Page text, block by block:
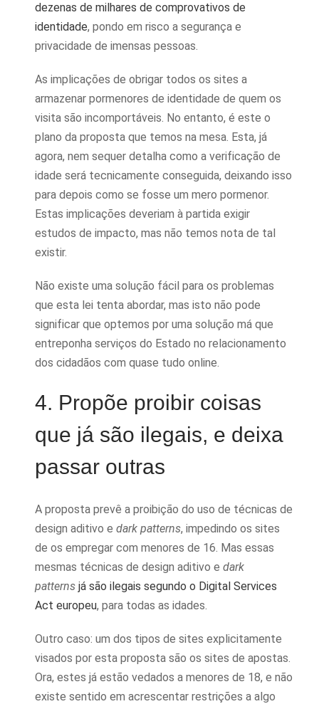
dezenas de milhares de comprovativos de
identidade, pondo em risco a segurança e
privacidade de imensas pessoas.
As implicações de obrigar todos os sites a
armazenar pormenores de identidade de quem os
visita são incomportáveis. No entanto, é este o
plano da proposta que temos na mesa. Esta, já
agora, nem sequer detalha como a verificação de
idade será tecnicamente conseguida, deixando isso
para depois como se fosse um mero pormenor.
Estas implicações deveriam à partida exigir
estudos de impacto, mas não temos nota de tal
existir.
Não existe uma solução fácil para os problemas
que esta lei tenta abordar, mas isto não pode
significar que optemos por uma solução má que
entreponha serviços do Estado no relacionamento
dos cidadãos com quase tudo online.
4. Propõe proibir coisas
que já são ilegais, e deixa
passar outras
A proposta prevê a proibição do uso de técnicas de
design aditivo e dark patterns, impedindo os sites
de os empregar com menores de 16. Mas essas
mesmas técnicas de design aditivo e dark
patterns já são ilegais segundo o Digital Services
Act europeu, para todas as idades.
Outro caso: um dos tipos de sites explicitamente
visados por esta proposta são os sites de apostas.
Ora, estes já estão vedados a menores de 18, e não
existe sentido em acrescentar restrições a algo